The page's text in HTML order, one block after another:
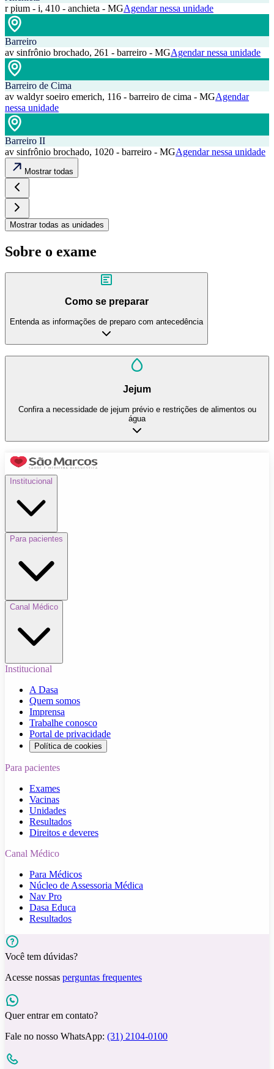
r pium - i, 410 - anchieta - MGAgendar nessa unidade
Barreiro
av sinfrônio brochado, 261 - barreiro - MGAgendar nessa unidade
Barreiro de Cima
av waldyr soeiro emerich, 116 - barreiro de cima - MGAgendar
nessa unidade
Barreiro II
av sinfrônio brochado, 1020 - barreiro - MGAgendar nessa unidade
Mostrar todas
Mostrar todas as unidades
Sobre o exame
Como se preparar
Entenda as informações de preparo com antecedência
Jejum
Confira a necessidade de jejum prévio e restrições de alimentos ou
água
Institucional
Para pacientes
Canal Médico
Institucional
A Dasa
Quem somos
Imprensa
Trabalhe conosco
Portal de privacidade
Política de cookies
Para pacientes
Exames
Vacinas
Unidades
Resultados
Direitos e deveres
Canal Médico
Para Médicos
Núcleo de Assessoria Médica
Nav Pro
Dasa Educa
Resultados
Você tem dúvidas?
Acesse nossas perguntas frequentes
Quer entrar em contato?
Fale no nosso WhatsApp: (31) 2104-0100